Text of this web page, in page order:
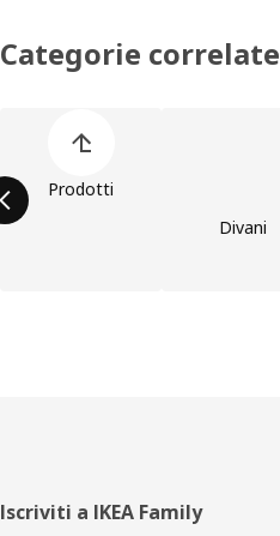
Categorie correlate
Prodotti
Divani
Piè
Iscriviti a IKEA Family